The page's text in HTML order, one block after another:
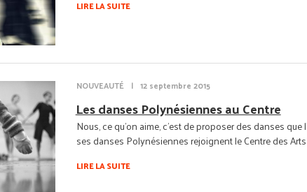
LIRE LA SUITE
NOUVEAUTÉ | 12 septembre 2015
Les danses Polynésiennes au Centre
Nous, ce qu'on aime, c'est de proposer des danses
ses danses Polynésiennes rejoignent le Centre des
LIRE LA SUITE